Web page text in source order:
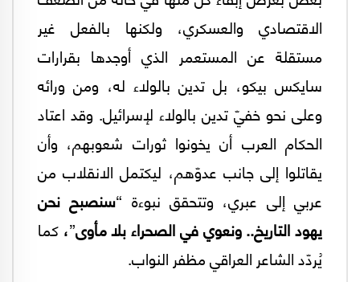
الاقتصادي والعسكري، ولكنها بالفعل غير
مستقلة عن المستعمر الذي أوجدها بقرارات
سايكس بيكو، بل تدين بالولاء له، ومن ورائه
وعلى نحو خفيّ تدين بالولاء لإسرائيل. وقد اعتاد
الحكام العرب أن يخونوا ثورات شعوبهم، وأن
يقاتلوا إلى جانب عدوّهم، ليكتمل الانقلاب من
عربي إلى عبري، وتتحقق نبوءة “سنصبح نحن
يهود التاريخ.. ونعوي في الصحراء بلا مأوى”، كما
يُردّد الشاعر العراقي مظفر النواب.